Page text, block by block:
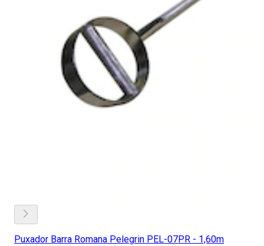
Puxador Barra Romana Pelegrin PEL-07PR - 1,60m